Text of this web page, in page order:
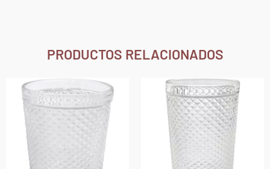
PRODUCTOS RELACIONADOS